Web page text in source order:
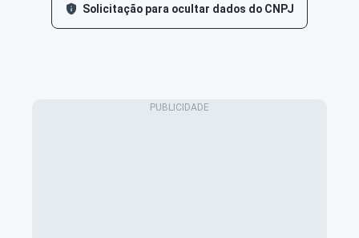
Solicitação para ocultar dados do CNPJ